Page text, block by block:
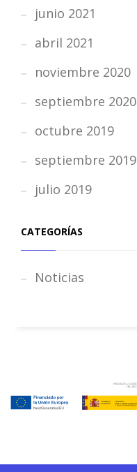
junio 2021
abril 2021
noviembre 2020
septiembre 2020
octubre 2019
septiembre 2019
julio 2019
CATEGORÍAS
Noticias